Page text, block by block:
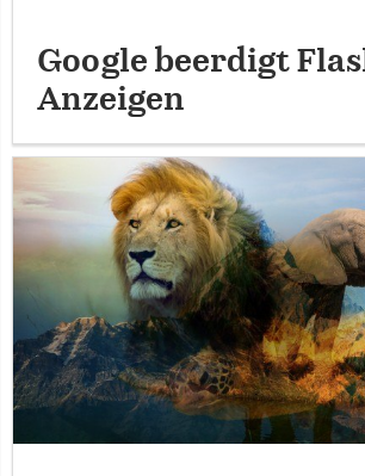
Google beerdigt
Anzeigen